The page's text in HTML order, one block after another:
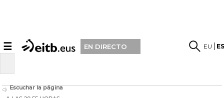
☰ EN DIRECTO EU
Escuchar la página